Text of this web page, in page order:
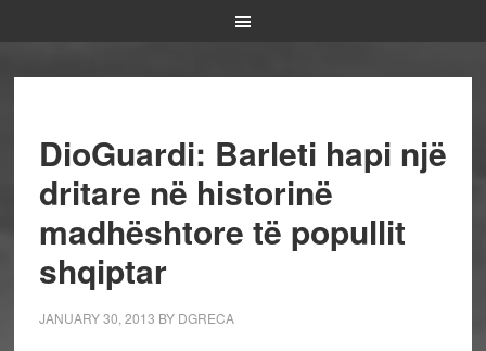
DioGuardi: Barleti hapi një
dritare në historinë
madhështore të popullit
shqiptar
JANUARY 30, 2013 BY DGRECA